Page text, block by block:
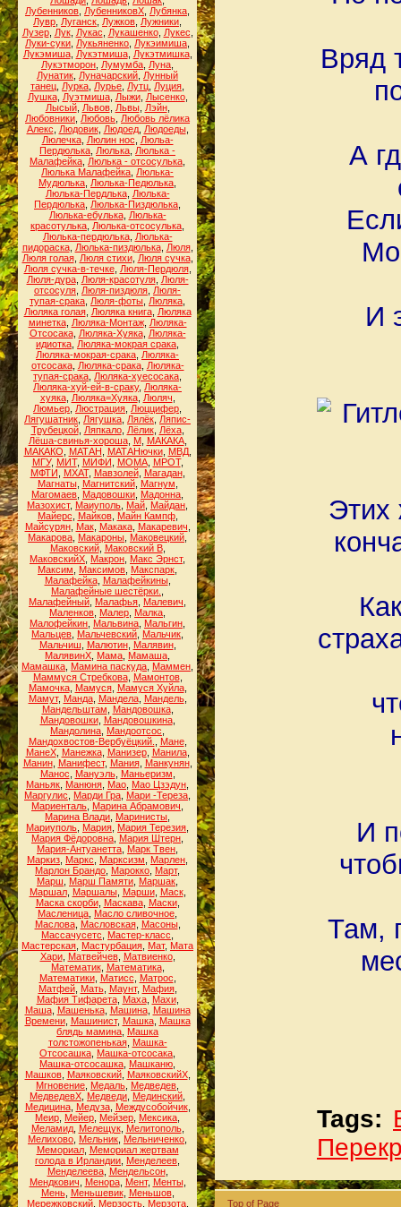
Лубенников ЛубенниковХ Лубянка
Лувр Луганск Лужков Лужники
Лузер, Лук, Лукас Лукашенко, Лукес
Луки-суки Лукьяненко Лукэимиша
Лукэмиша, Лукэтмиша, Лукэтмишка,
Лукэтморон Лумумба Луна
Лунатик Луначарский Лунный
танец Лурка Лурье Лутц Луция
Лушка, Луэтмиша, Лыжи, Лысенко,
Лысый, Львов, Львы, Лэйн,
Любовники Любовь Любовь лёлика
Алекс
Людовик, Людоед, Людоеды,
Люлечка, Люлин нос
Люльа-
Пердюлька Люлька Люлька -
Малафейка Люлька - отсосулька
Люлька Малафейка Люлька-
Мудюлька Люлька-Педюлька
Люлька-Пердлька, Люлька-
Пердюлька Люлька-Пиздюлька
Люлька-ебулька, Люлька-
красотулька Люлька-отсосулька
Люлька-пердюлька, Люлька-
пидораска, Люлька-пиздюлька, Люля,
Люля голая, Люля стихи, Люля сучка,
Люля сучка-в-течке, Люля-Пердюля,
Люля-дура, Люля-красотуля, Люля-
отсосуля Люля-пиздюля Люля-
тупая-срака Люля-фоты Люляка
Люляка голая, Люляка книга, Люляка
минетка, Люляка-Монтаж, Люляка-
Отсосака, Люляка-Хуяка, Люляка-
идиотка Люляка-мокрая срака
Люляка-мокрая-срака Люляка-
отсосака, Люляка-срака, Люляка-
тупая-срака Люляка-хуесосака
Люляка-хуй-ей-в-сраку, Люляка-
хуяка, Люляка=Хуяка, Люляч
Люмьер Люстрация Люццифер
Лягушатник Лягушка Лялёк Ляпис-
Трубецкой, Ляпкало, Лёлик, Лёха,
Лёша-свинья-хороша, М, МАКАКА,
МАКАКО
МАТАН МАТАНючки, МВД,
МГУ, МИТ, МИФИ МОМА, МРОТ,
МФТИ
МХАТ, Мавзолей, Магадан,
Магнаты, Магнитский, Магнум
Магомаев Мадовошки Мадонна
Мазохист, Маиуполь Май Майдан
Майерс
Майков, Майн Кампф,
Майсурян, Мак, Макака, Макаревич
Макарова Макароны Маковецкий
Маковский, Маковский В,
МаковскийХ Макрон Макс Эрнст,
Максим
Максимов Макспарк
Малафейка, Малафейкины,
Малафейные шестёрки.
Малафейный Малафья Малевич
Маленков Малер Малка
Малофейкин Мальвина Мальгин
Мальцев Мальчевский Мальчик
Мальчиш
Малютин, Малявин,
МалявинХ Мама Мамаша
Мамашка Мамина паскуда Маммен
Маммуся Стребкова, Мамонтов,
Мамочка, Мамуся, Мамуся Хуйла,
Мамут, Манда, Мандела, Мандель,
Мандельштам
Мандовошка,
Мандовошки, Мандовошкина,
Мандолина Мандоотсос
Мандохвостов-Вербуёцкий.
Мане,
МанеХ, Манежка, Манизер, Манила,
Манин, Манифест, Мания, Манкунян,
Манос
Мануэль, Маньеризм
Маньяк Манюня Мао Мао Цзэдун
Маргулис
Марди Гра Мари -Тереза
Мариенталь Марина Абрамович
Марина Влади Маринисты
Мариуполь Мария Мария Терезия
Мария Фёдоровна Мария Штерн
Мария-Антуанетта Марк Твен
Маркиз Маркс Марксизм Марлен
Марлон Брандо Марокко Март,
Марш
Марш Памяти Маршак
Маршал, Маршалы, Марши, Маск,
Маска скорби, Маскава, Маски,
Масленица Масло сливочное
Маслова, Масловская, Масоны,
Массачусетс
Мастер-класс
Мастерская Мастурбация Мат, Мата
Хари, Матвейчев, Матвиенко,
Математик, Математика,
Математики, Матисс Матрос
Матфей, Мать, Маунт, Мафия,
Мафия Тифарета, Маха, Махи,
Маша, Машенька, Машина, Машина
Времени, Машинист, Машка, Машка
блядь мамина Машка
толстожопенькая, Машка-
Отсосашка Машка-отсосака
Машка-отсосашка Машканю
Машков, Маяковский, МаяковскийХ,
Мгновение Медаль Медведев
МедведевХ Медведи Мединский
Медицина, Медуза, Междусобойчик,
Меир Мейер Мейзер Мексика
Меламид, Мелещук, Мелитополь,
Мелихово Мельник Мельниченко
Мемориал, Мемориал жертвам
голода в Ирландии Менделеев
Менделеева, Мендельсон,
Мендкович
Менора, Мент, Менты,
Мень, Меньшевик, Меньшов,
Мережковский, Мерзость, Мерзота,
Вряд
А
И
Этих
И
Там,
Tags:
Top of Page